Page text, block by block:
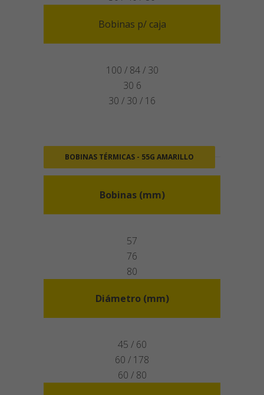
Bobinas p/ caja
100 / 84 / 30
30 6
30 / 30 / 16
BOBINAS TÉRMICAS - 55G AMARILLO
Bobinas (mm)
57
76
80
Diámetro (mm)
45 / 60
60 / 178
60 / 80